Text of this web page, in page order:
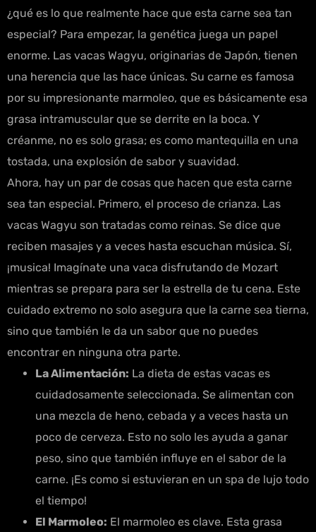
¿qué es lo que realmente hace que esta carne sea tan
especial? Para empezar, la genética juega un papel
enorme. Las vacas Wagyu, originarias de Japón, tienen
una herencia que las hace únicas. Su carne es famosa
por su impresionante marmoleo, que es básicamente esa
grasa intramuscular que se derrite en la boca. Y
créanme, no es solo grasa; es como mantequilla en una
tostada, una explosión de sabor y suavidad.
Ahora, hay un par de cosas que hacen que esta carne
sea tan especial. Primero, el proceso de crianza. Las
vacas Wagyu son tratadas como reinas. Se dice que
reciben masajes y a veces hasta escuchan música. Sí,
¡musica! Imagínate una vaca disfrutando de Mozart
mientras se prepara para ser la estrella de tu cena. Este
cuidado extremo no solo asegura que la carne sea tierna,
sino que también le da un sabor que no puedes
encontrar en ninguna otra parte.
La Alimentación: La dieta de estas vacas es
cuidadosamente seleccionada. Se alimentan con
una mezcla de heno, cebada y a veces hasta un
poco de cerveza. Esto no solo les ayuda a ganar
peso, sino que también influye en el sabor de la
carne. ¡Es como si estuvieran en un spa de lujo todo
el tiempo!
El Marmoleo: El marmoleo es clave. Esta grasa